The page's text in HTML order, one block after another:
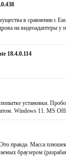
в сравнении с
на видеоадаптеры
18.4.0.114
установки.
Windows 11. MS
правда. Масса
браузером